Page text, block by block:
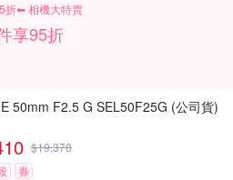
折⬅︎ 相機大特賣
享95折
50mm F2.5 G SEL50F25G (公司貨)
$19,378
券